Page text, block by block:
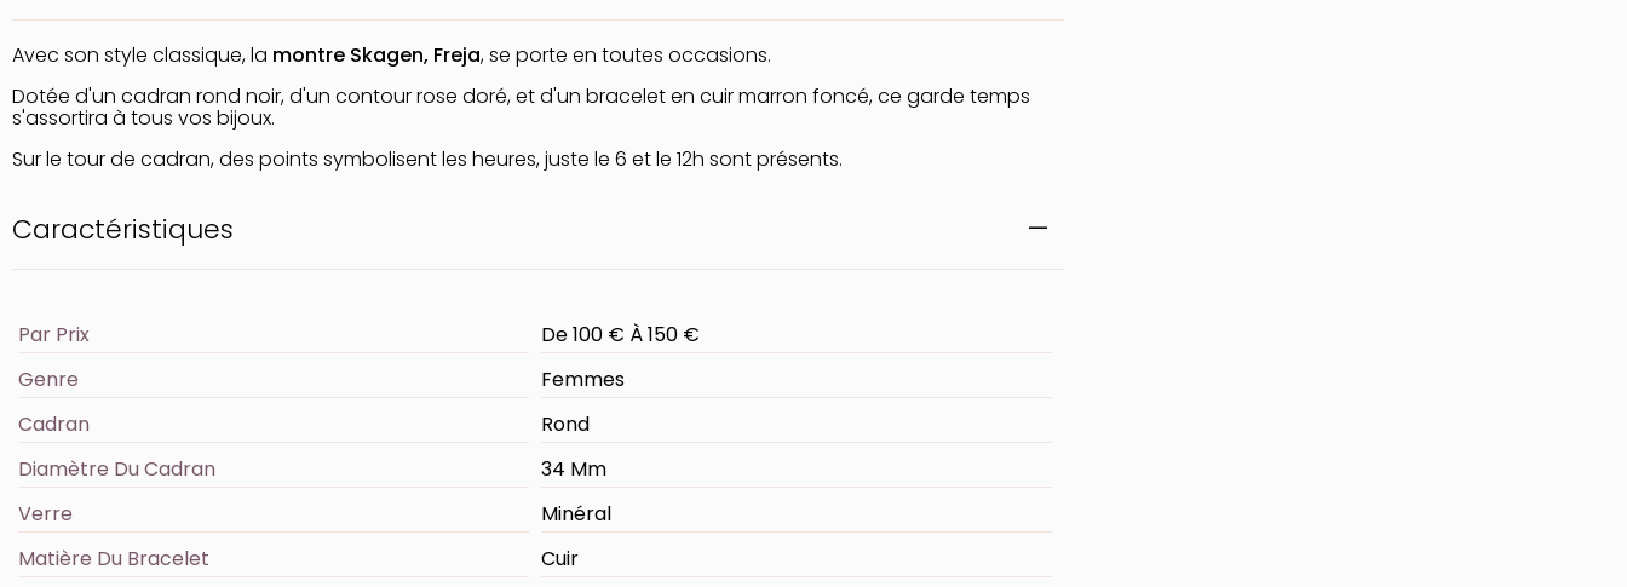
Avec son style classique, la montre Skagen, Freja, se porte en toutes occasions.
Dotée d'un cadran rond noir, d'un contour rose doré, et d'un bracelet en cuir marron foncé, ce garde temps
s'assortira à tous vos bijoux.
Sur le tour de cadran, des points symbolisent les heures, juste le 6 et le 12h sont présents.
Caractéristiques
Par Prix
De 100 € À 150 €
Genre
Femmes
Cadran
Rond
Diamètre Du Cadran
34 Mm
Verre
Minéral
Matière Du Bracelet
Cuir